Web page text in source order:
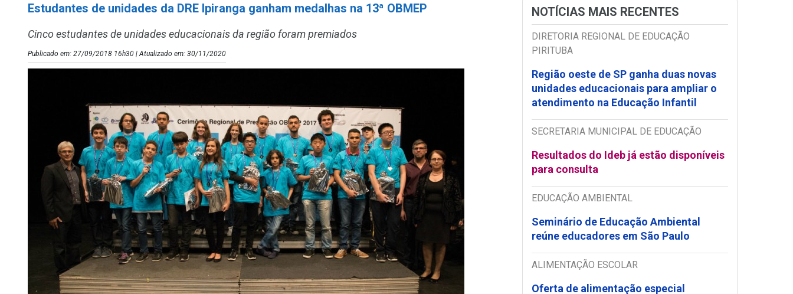
Estudantes de unidades da DRE Ipiranga ganham medalhas na 13ª OBMEP
Cinco estudantes de unidades educacionais da região foram premiados
Publicado em: 27/09/2018 16h30 | Atualizado em: 30/11/2020
NOTÍCIAS MAIS RECENTES
DIRETORIA REGIONAL DE EDUCAÇÃO
PIRITUBA
Região oeste de SP ganha duas novas
unidades educacionais para ampliar o
atendimento na Educação Infantil
SECRETARIA MUNICIPAL DE EDUCAÇÃO
Resultados do Ideb já estão disponíveis
para consulta
EDUCAÇÃO AMBIENTAL
Seminário de Educação Ambiental
reúne educadores em São Paulo
ALIMENTAÇÃO ESCOLAR
Oferta de alimentação especial